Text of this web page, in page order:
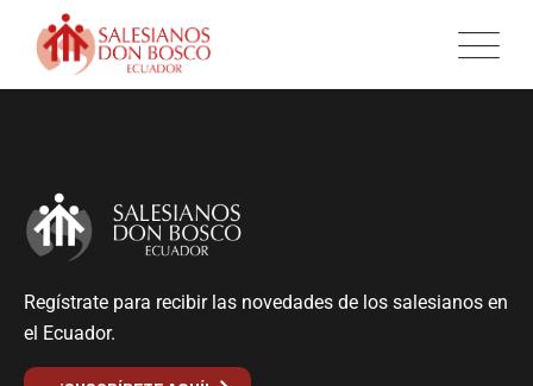
Regístrate para recibir las novedades de los salesianos en
el Ecuador.